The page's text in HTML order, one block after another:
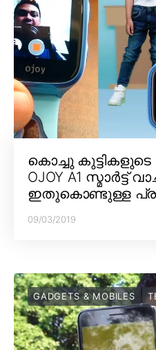
കൊച്ചു
OJOY A1
ഇതുകൊണ്ടുള്ള
09/03/2019
GADGETS & MOBILES